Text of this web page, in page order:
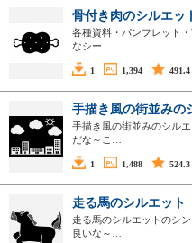
骨付き肉のシルエ
各種資料・パンフレット
なシー…
1 1,394 491.4
手描き風の街並み
手描き風の街並みのシル
だな～こ…
1 1,488 524.3
走る馬のシルエット
走る馬のシルエットのシ
良いな～…